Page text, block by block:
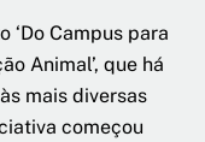
‘Do Campus para
Animal’, que há
mais diversas
começou